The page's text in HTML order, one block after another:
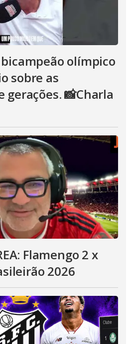
olímpico
sobre as
gerações. 📸Charla
Flamengo 2 x
2026